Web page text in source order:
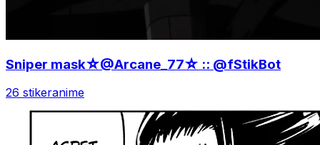
Sniper mask☆@Arcane_77☆ :: @fStikBot
26 stikeranime